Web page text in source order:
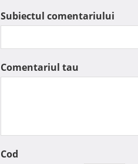
Subiectul comentariului
Comentariul tau
Cod